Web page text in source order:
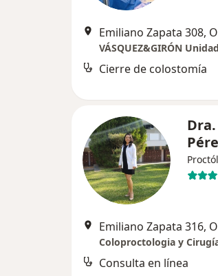
Emiliano Zapata 308,
Cierre de colostomía
Emiliano Zapata 316,
Coloproctologia y
Consulta en línea